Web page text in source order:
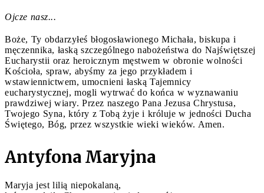
Ojcze nasz...
Boże, Ty obdarzyłeś błogosławionego Michała, biskupa i
męczennika, łaską szczególnego nabożeństwa do Najświętszej
Eucharystii oraz heroicznym męstwem w obronie wolności
Kościoła, spraw, abyśmy za jego przykładem i
wstawiennictwem, umocnieni łaską Tajemnicy
eucharystycznej, mogli wytrwać do końca w wyznawaniu
prawdziwej wiary. Przez naszego Pana Jezusa Chrystusa,
Twojego Syna, który z Tobą żyje i króluje w jedności Ducha
Świętego, Bóg, przez wszystkie wieki wieków. Amen.
Antyfona Maryjna
Maryja jest lilią niepokalaną,